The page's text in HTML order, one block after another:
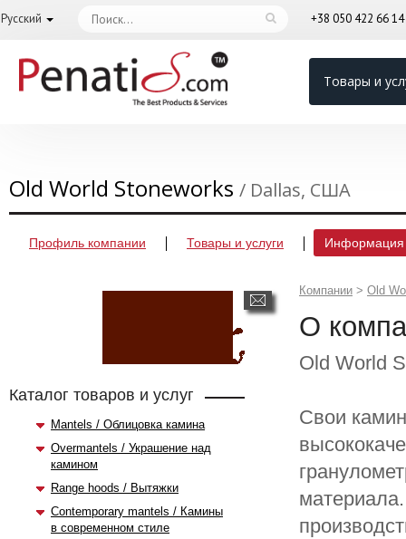
Русский +38 050 422 66 14
Товары и
Old World Stoneworks / Dallas, США
Профиль компании Товары и услуги Информация
Каталог товаров и услуг
Mantels / Облицовка камина
Overmantels / Украшение над
камином
Range hoods / Вытяжки
Contemporary mantels / Камины
в современном стиле
Компании > Old
О
Old World
Свои